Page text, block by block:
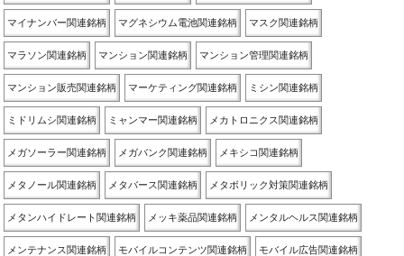
マイナンバー関連銘柄 マグネシウム電池関連銘柄 マスク関連銘柄
マラソン関連銘柄 マンション関連銘柄 マンション管理関連銘柄
マンション販売関連銘柄 マーケティング関連銘柄 ミシン関連銘柄
ミドリムシ関連銘柄 ミャンマー関連銘柄 メカトロニクス関連銘柄
メガソーラー関連銘柄 メガバンク関連銘柄 メキシコ関連銘柄
メタノール関連銘柄 メタバース関連銘柄 メタボリック対策関連銘柄
メタンハイドレート関連銘柄 メッキ薬品関連銘柄 メンタルヘルス関連銘柄
メンテナンス関連銘柄 モバイルコンテンツ関連銘柄 モバイル広告関連銘柄